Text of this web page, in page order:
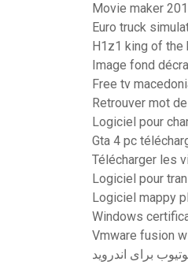
Movie maker
Euro truck
H1z1 king of the
Image fond
Free tv
Retrouver mot
Logiciel pour
Gta 4 pc
Télécharger les
Logiciel pour
Logiciel mappy
Windows
Vmware fusion
برای اندروید